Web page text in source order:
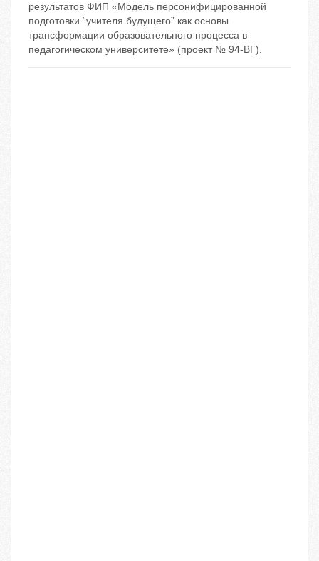
результатов ФИП «Модель персонифицированной
подготовки “учителя будущего” как основы
трансформации образовательного процесса в
педагогическом университете» (проект № 94-ВГ).